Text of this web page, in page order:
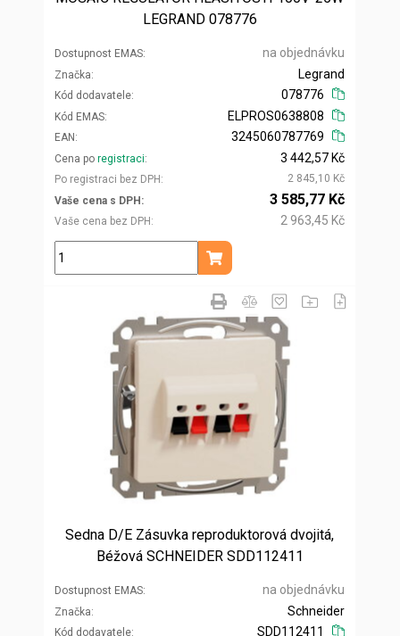
LEGRAND 078776
Dostupnost EMAS na objednávku
Značka
Kód dodavatele
Legrand
078776
Kód EMAS
EAN
ELPROS0638808
3245060787769
Cena po registraci
Po registraci bez DPH
3 442,57 Kč
2 845,10 Kč
Vaše cena s DPH
Vaše cena bez DPH
3 585,77 Kč
2 963,45 Kč
ks
Přidat do košíku
Sedna D/E Zásuvka reproduktorová dvojitá,
Béžová SCHNEIDER SDD112411
Dostupnost EMAS na objednávku
Značka
Kód dodavatele
Schneider
SDD112411